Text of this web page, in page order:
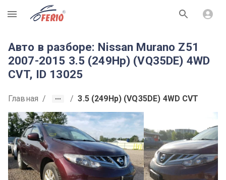
R
Авто в разборе: Nissan Murano Z51
2007-2015 3.5 (249Hp) (VQ35DE) 4WD
CVT, ID 13025
Главная / / 3.5 (249Hp) (VQ35DE) 4WD CVT